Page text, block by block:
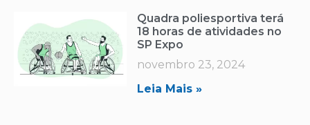
Quadra poliesportiva terá
18 horas de atividades no
SP Expo
novembro 23, 2024
Leia Mais »